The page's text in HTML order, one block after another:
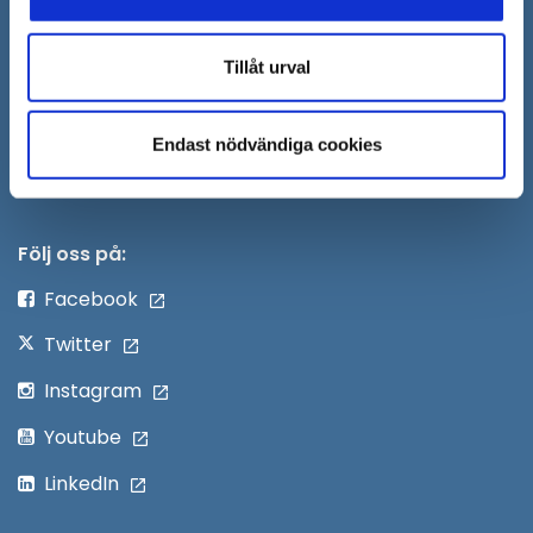
Tillåt urval
Endast nödvändiga cookies
i
fönster
Anslagstavla
Skicka faktura till Södertälje kommun
PersonalingångÖppna
Följ oss på:
Facebook
Twitter
Instagram
Youtube
LinkedIn